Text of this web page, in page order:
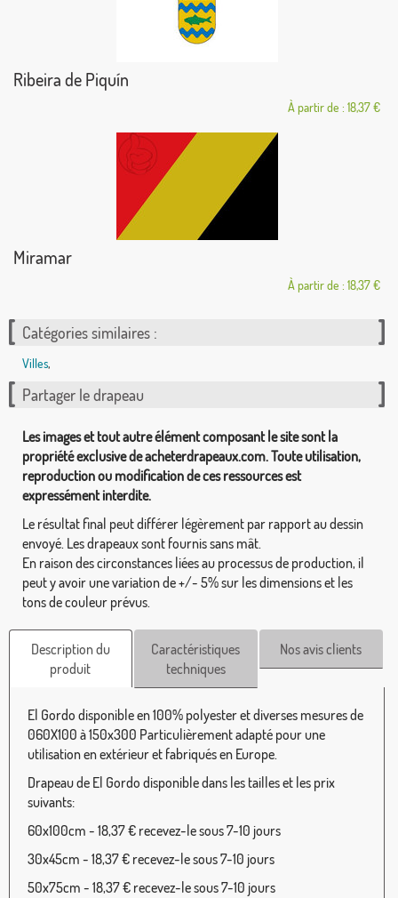
Ribeira de Piquín
À partir de : 18,37 €
Miramar
À partir de : 18,37 €
Catégories similaires :
Villes,
Partager le drapeau
Les images et tout autre élément composant le site sont la
propriété exclusive de acheterdrapeaux.com. Toute utilisation,
reproduction ou modification de ces ressources est
expressément interdite.
Le résultat final peut différer légèrement par rapport au dessin
envoyé. Les drapeaux sont fournis sans mât.
En raison des circonstances liées au processus de production, il
peut y avoir une variation de +/- 5% sur les dimensions et les
tons de couleur prévus.
Description du
produit
Caractéristiques
techniques
Nos avis clients
El Gordo disponible en 100% polyester et diverses mesures de
060X100 à 150x300 Particulièrement adapté pour une
utilisation en extérieur et fabriqués en Europe.
Drapeau de El Gordo disponible dans les tailles et les prix
suivants:
60x100cm - 18,37 € recevez-le sous 7-10 jours
30x45cm - 18,37 € recevez-le sous 7-10 jours
50x75cm - 18,37 € recevez-le sous 7-10 jours